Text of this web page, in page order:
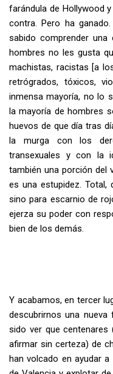
farándula de Hollywood
contra. Pero ha
sabido comprender
hombres no les gusta
machistas, racistas [a
retrógrados, tóxicos,
inmensa mayoría, no lo
la mayoría de hombres
huevos de que día tras
la murga con los
transexuales y con la
también una porción del
es una estupidez. Total,
sino para escarnio de
ejerza su poder con
bien de los demás.
Y acabamos, en tercer
descubrirnos una
sido ver que
afirmar sin certeza) de
han volcado en ayudar